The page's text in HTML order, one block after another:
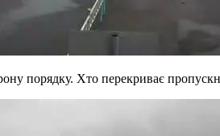
порядку. Хто перекриває